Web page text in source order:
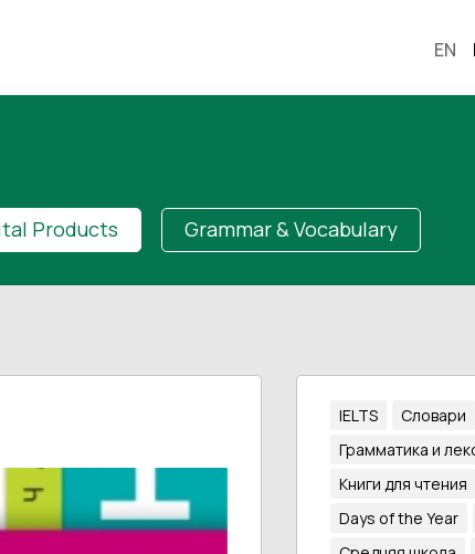
EN
Products Grammar & Vocabulary
IELTS Словари
Грамматика и
Книги для чтения
Days of the Year